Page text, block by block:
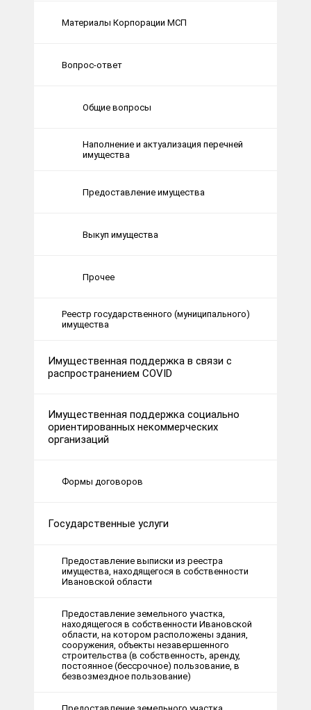
Материалы Корпорации МСП
Вопрос-ответ
Общие вопросы
Наполнение и актуализация перечней
имущества
Предоставление имущества
Выкуп имущества
Прочее
Реестр государственного (муниципального)
имущества
Имущественная поддержка в связи с
распространением COVID
Имущественная поддержка социально
ориентированных некоммерческих
организаций
Формы договоров
Государственные услуги
Предоставление выписки из реестра
имущества, находящегося в собственности
Ивановской области
Предоставление земельного участка,
находящегося в собственности Ивановской
области, на котором расположены здания,
сооружения, объекты незавершенного
строительства (в собственность, аренду,
постоянное (бессрочное) пользование, в
безвозмездное пользование)